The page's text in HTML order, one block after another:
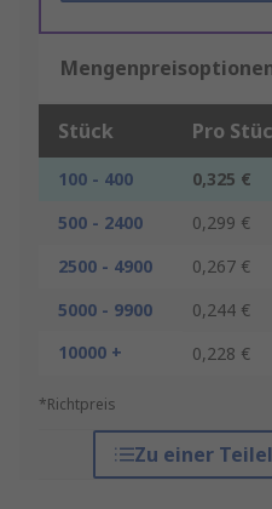
Stück Pro
100 - 400 0,325 €
500 - 2400
0,299 €
2500 - 4900
0,267 €
5000 - 9900
0,244 €
10000 +
0,228 €
*Richtpreis
Zu einer